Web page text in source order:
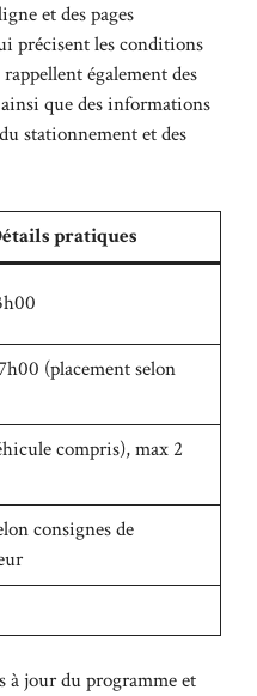
et des pages
précisent les conditions
également des
que des informations
stationnement et des
pratiques
(placement selon
compris), max 2
consignes de
à jour du programme et